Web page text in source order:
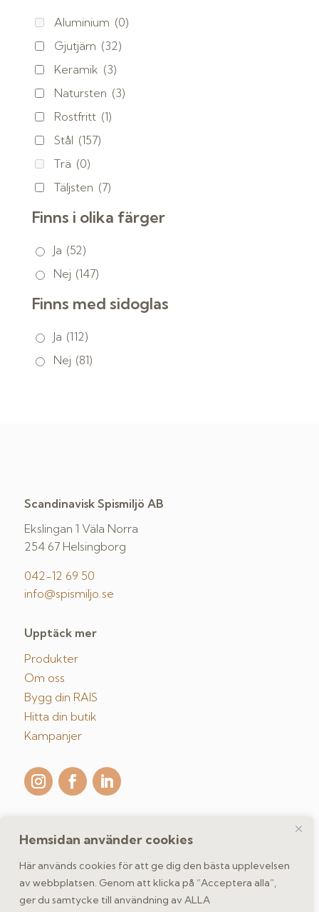
Hemsidan använder cookies
Här används cookies för att ge dig den bästa upplevelsen
av webbplatsen. Genom att klicka på “Acceptera alla”,
ger du samtycke till användning av ALLA
Aluminium (0)
Gjutjärn (32)
Keramik (3)
Natursten (3)
Rostfritt (1)
Stål (157)
Trä (0)
Täljsten (7)
Finns i olika färger
Ja (52)
Nej (147)
Finns med sidoglas
Ja (112)
Nej (81)
Scandinavisk Spismiljö AB
Ekslingan 1 Väla Norra
254 67 Helsingborg
042-12 69 50
info@spismiljo.se
Upptäck mer
Produkter
Om oss
Bygg din RAIS
Hitta din butik
Kampanjer